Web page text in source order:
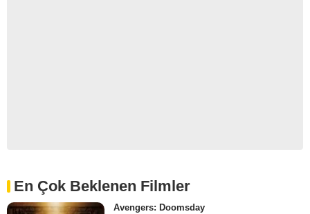
En Çok Beklenen Filmler
Avengers: Doomsday